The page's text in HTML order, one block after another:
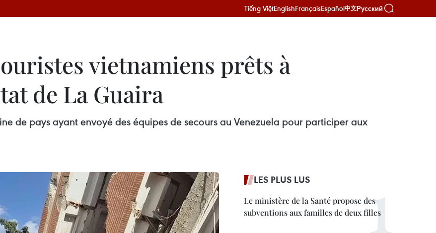
Tiếng ViệtEnglishFrançaisEspañol中文Русский
vietnamiens prêts à
de La Guaira
de pays ayant envoyé des équipes de secours au Venezuela pour participer aux
LES PLUS LUS
Le ministère de la Santé propose des
subventions aux familles de deux filles